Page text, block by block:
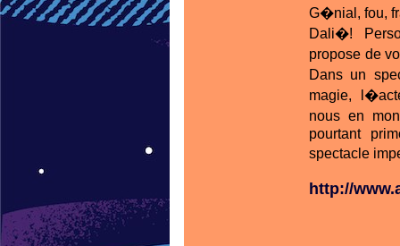
G�nial, fou,
Dali�!
propose de
Dans un
magie,
nous en
pourtant
spectacle
http://